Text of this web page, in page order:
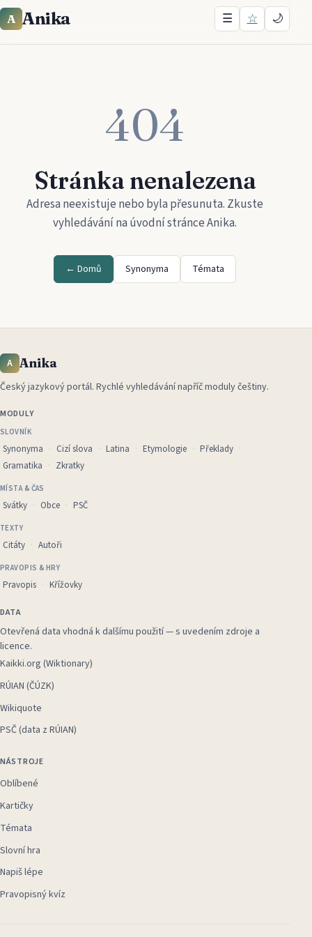
A Anika ☰ ☆ 🌙
404
Stránka nenalezena
Adresa neexistuje nebo byla přesunuta. Zkuste
vyhledávání na úvodní stránceAnika.
← Domů Synonyma Témata
A Anika
Český jazykový portál. Rychlé vyhledávání napříč moduly češtiny.
MODULY
SLOVNÍK
Synonyma Cizí slova Latina Etymologie
Překlady
Gramatika
Zkratky
MÍSTA & ČAS
Svátky Obce PSČ
TEXTY
Citáty Autoři
PRAVOPIS & HRY
Pravopis Křížovky
DATA
Otevřená data vhodná k dalšímu použití — s uvedením zdroje a
licence.
Kaikki.org (Wiktionary)
RÚIAN (ČÚZK)
Wikiquote
PSČ (data z RÚIAN)
NÁSTROJE
Oblíbené
Kartičky
Témata
Slovní hra
Napiš lépe
Pravopisný kvíz